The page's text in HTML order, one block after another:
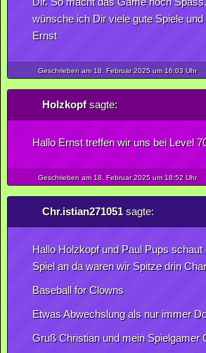
wünsche ich Dir viele gute Spiele
Ernst
Geschrieben am 18. Februar2025um 16:03 Uhr
Holzkopfsagte:
Hallo Ernst treffen wir uns bei Level
Geschrieben am 18. Februar2025um 18:52 Uhr
Chr.istian271051sagte:
Hallo Holzkopf und Paul Pups
Spiel an da waren wir Spitze drin
Baseball for Clowns
Etwas Abwechslung als nur immer
Gruß Christian und mein Spielgamer